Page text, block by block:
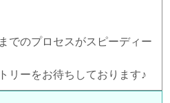
でのプロセスがスピーディー
リーをお待ちしております♪